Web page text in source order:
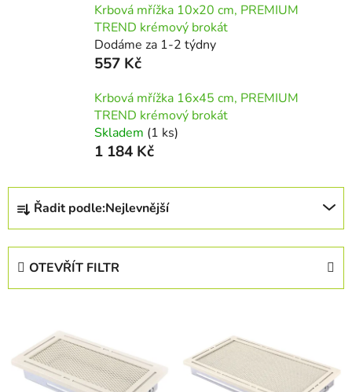
Krbová mřížka 10x20 cm, PREMIUM
TREND krémový brokát
Dodáme za 1-2 týdny
557 Kč
Krbová mřížka 16x45 cm, PREMIUM
TREND krémový brokát
Skladem (1 ks)
1 184 Kč
Ř
z
o
Řadit podle:Nejlevnější
OTEVŘÍT FILTR
p